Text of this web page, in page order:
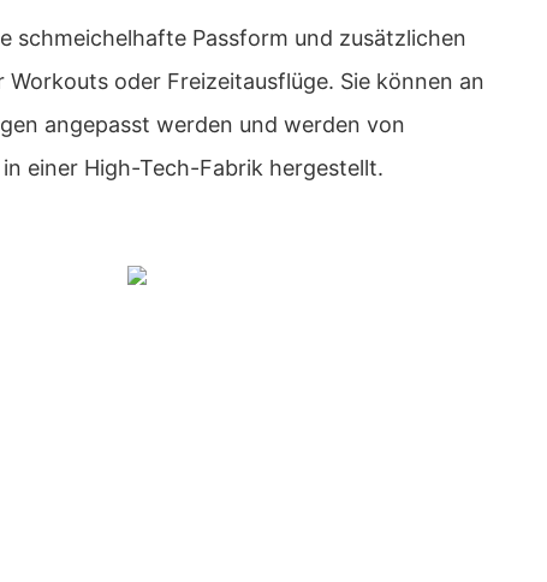
schmeichelhafte Passform und zusätzlichen
oder Freizeitausflüge. Sie können an
angepasst werden und werden von
einer High-Tech-Fabrik hergestellt.